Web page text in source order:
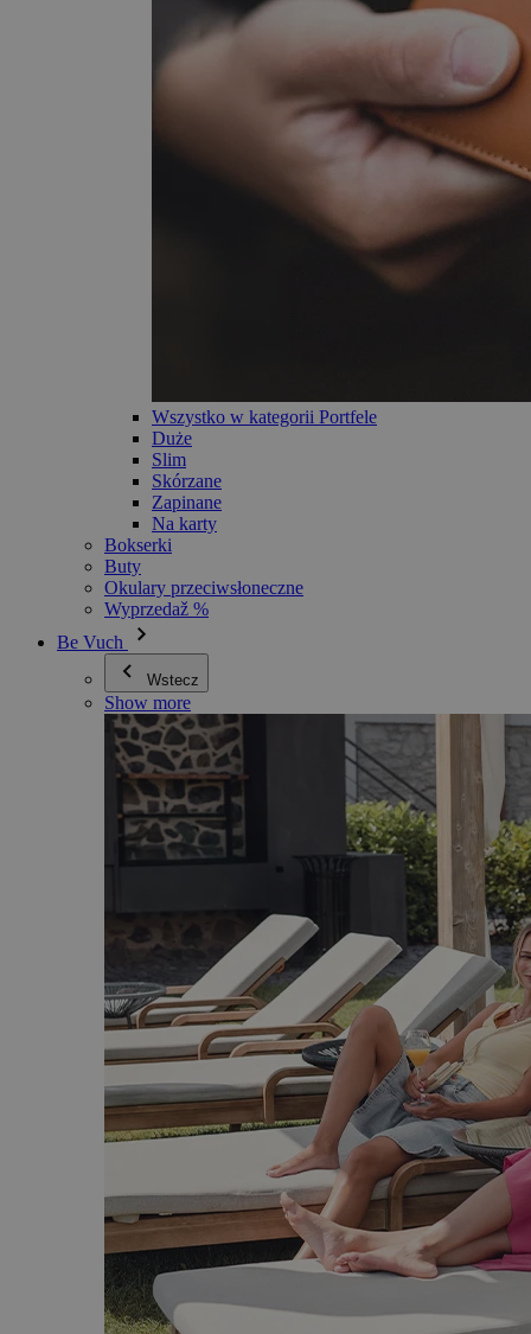
Wszystko w kategorii Portfele
Duże
Slim
Skórzane
Zapinane
Na karty
Bokserki
Buty
Okulary przeciwsłoneczne
Wyprzedaž %
Be Vuch
Wstecz
Show more